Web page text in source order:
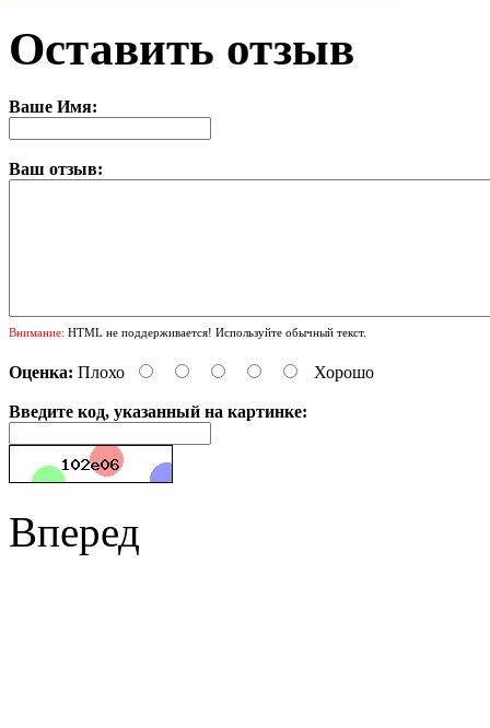
Оставить отзыв
Ваше Имя:
Ваш отзыв:
Внимание: HTML не поддерживается! Используйте обычный текст.
Оценка: Плохо Хорошо
Введите код, указанный на картинке:
Вперед